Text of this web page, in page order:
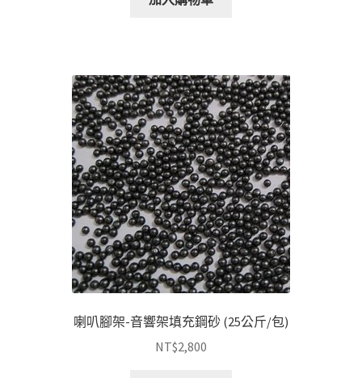
喇叭腳架-音響架填充鋼砂 (25公斤/包)
NT$2,800